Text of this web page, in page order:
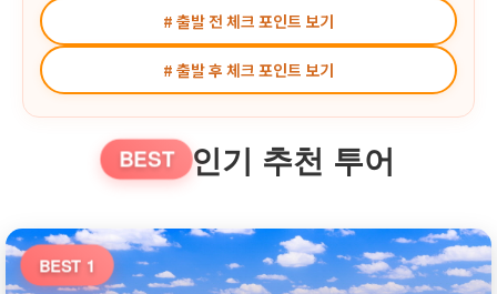
# 출발 전 체크 포인트 보기
# 출발 후 체크 포인트 보기
BEST 인기 추천 투어
BEST 1